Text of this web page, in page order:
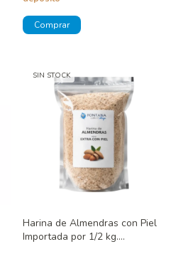
SIN STOCK
Harina de Almendras con Piel
Importada por 1/2 kg.